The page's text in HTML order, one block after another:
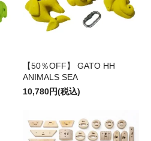
【50％OFF】 GATO HH
ANIMALS SEA
10,780円(税込)